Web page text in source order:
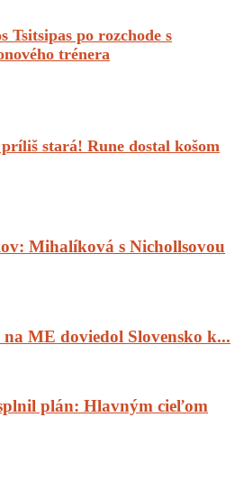
Tsitsipas po rozchode s
trénera
stará! Rune dostal košom
Mihalíková s Nichollsovou
ME doviedol Slovensko k...
plán: Hlavným cieľom